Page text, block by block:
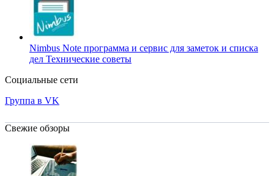
Nimbus Note программа и сервис для заметок и списка
дел Технические советы
Социальные сети
Группа в VK
Свежие обзоры